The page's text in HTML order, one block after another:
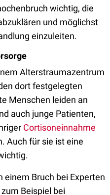
wichtig, die
und möglichst
einzuleiten.
Alterstraumazentrum
dort festgelegten
Menschen leiden an
auch junge Patienten,
Cortisoneinnahme
Auch für sie ist eine
einem Bruch bei Experten
Beispiel bei